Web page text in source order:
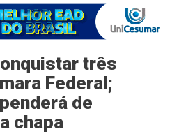
três
Federal;
de
chapa